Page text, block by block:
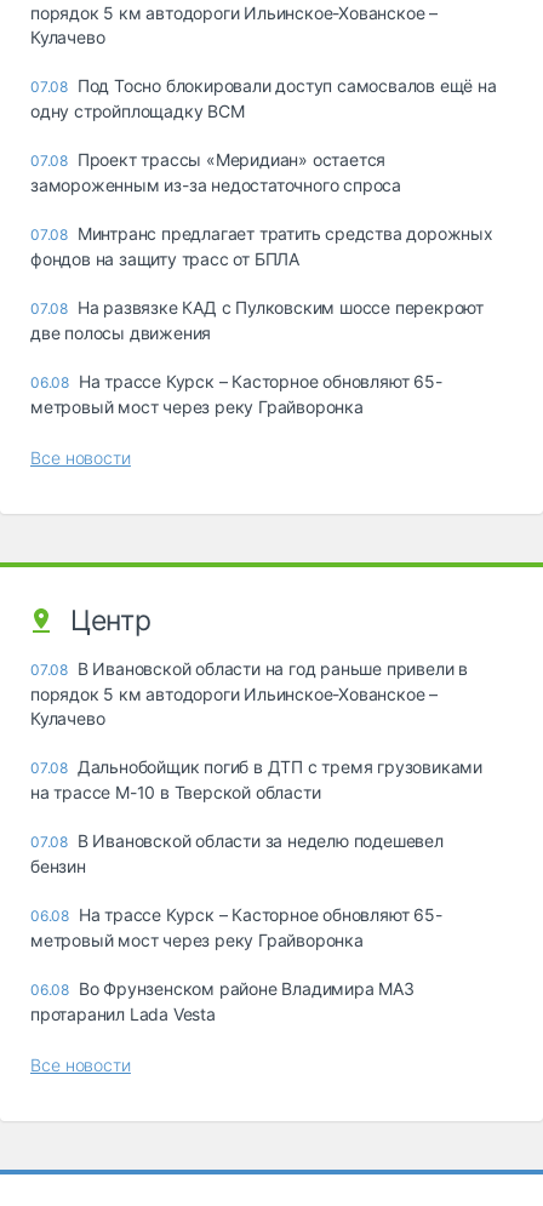
порядок 5 км автодороги Ильинское-Хованское –
Кулачево
07.08 Под Тосно блокировали доступ самосвалов ещё на
одну стройплощадку ВСМ
07.08 Проект трассы «Меридиан» остается
замороженным из-за недостаточного спроса
07.08 Минтранс предлагает тратить средства дорожных
фондов на защиту трасс от БПЛА
07.08 На развязке КАД с Пулковским шоссе перекроют
две полосы движения
06.08 На трассе Курск – Касторное обновляют 65-
метровый мост через реку Грайворонка
Все новости
Центр
07.08 В Ивановской области на год раньше привели в
порядок 5 км автодороги Ильинское-Хованское –
Кулачево
07.08 Дальнобойщик погиб в ДТП с тремя грузовиками
на трассе М-10 в Тверской области
07.08 В Ивановской области за неделю подешевел
бензин
06.08 На трассе Курск – Касторное обновляют 65-
метровый мост через реку Грайворонка
06.08 Во Фрунзенском районе Владимира МАЗ
протаранил Lada Vesta
Все новости